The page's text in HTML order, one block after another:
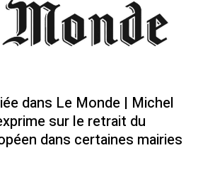
dans Le Monde | Michel
sur le retrait du
dans certaines mairies